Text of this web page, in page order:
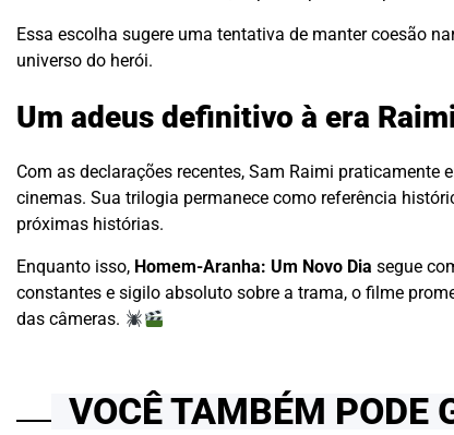
Essa escolha sugere uma tentativa de manter coesão
universo do herói.
Um adeus definitivo à era
Com as declarações recentes, Sam Raimi
cinemas. Sua trilogia permanece como referência
próximas histórias.
Enquanto isso, Homem-Aranha: Um Novo Dia segue
constantes e sigilo absoluto sobre a trama, o filme
das câmeras.
VOCÊ TAMBÉM PODE